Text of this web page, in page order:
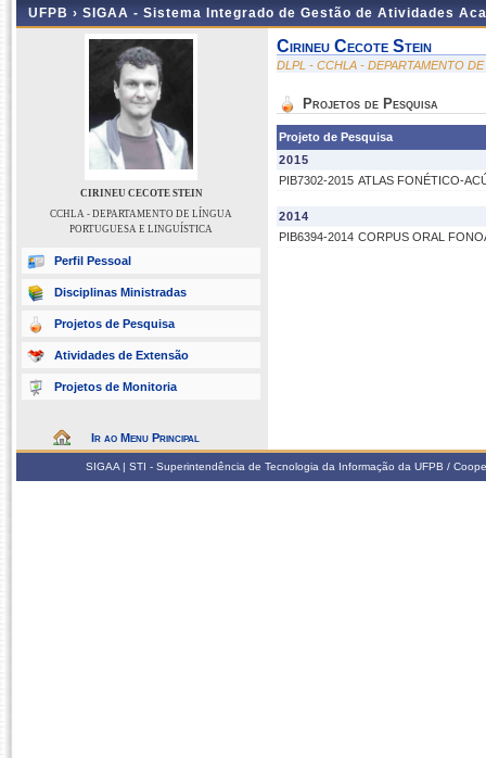
UFPB › SIGAA - Sistema Integrado de Gestão de Atividades
CIRINEU CECOTE STEIN
CCHLA - DEPARTAMENTO DE LÍNGUA
PORTUGUESA E LINGUÍSTICA
Perfil Pessoal
Disciplinas Ministradas
Projetos de Pesquisa
Atividades de Extensão
Projetos de Monitoria
Ir ao Menu Principal
Cirineu Cecote Stein
DLPL - CCHLA - DEPARTAMENTO
Projetos de Pesquisa
Projeto de Pesquisa
2015
PIB7302-2015 ATLAS FONÉTICO-
2014
PIB6394-2014 CORPUS ORAL
SIGAA | STI - Superintendência de Tecnologia da Informação da UFPB /